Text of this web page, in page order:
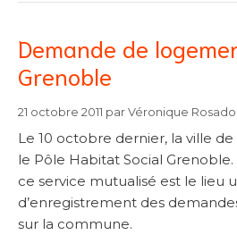
Demande de
Grenoble
21 octobre 2011 par Véronique Rosado
Le 10 octobre dernier, la ville
le Pôle Habitat Social Grenoble.
ce service mutualisé est le lieu
d’enregistrement des
sur la commune.